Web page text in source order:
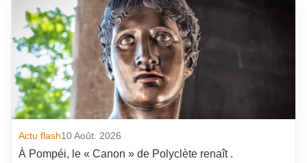
Actu flash10 Août. 2026
À Pompéi, le « Canon » de Polyclète renaît .